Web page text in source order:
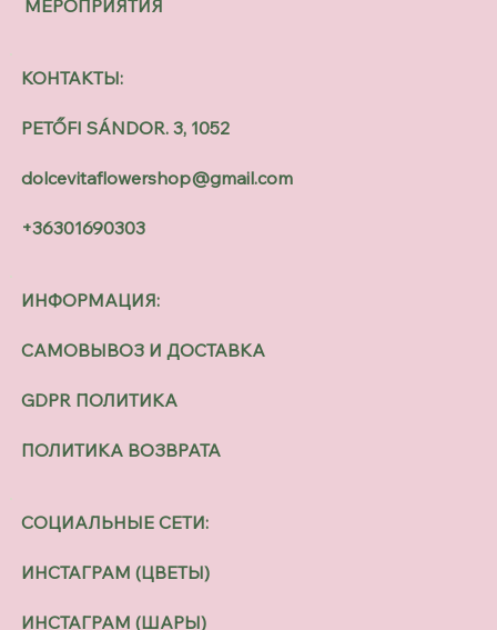
МЕРОПРИЯТИЯ
ИНФОРМАЦИЯ:
САМОВЫВОЗ И ДОСТАВКА
GDPR ПОЛИТИКА
ПОЛИТИКА ВОЗВРАТА
СОЦИАЛЬНЫЕ СЕТИ:
ИНСТАГРАМ (ЦВЕТЫ)
ИНСТАГРАМ (ШАРЫ)
КОНТАКТЫ:
PETŐFI SÁNDOR. 3, 1052
dolcevitaflowershop@gmail.com
+36301690303